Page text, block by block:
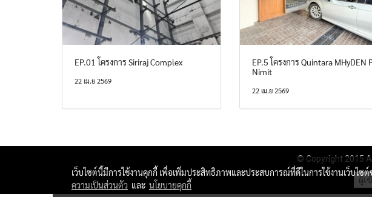
EP.01 โครงการ Siriraj Complex
22 เม.ย 2569
EP.5 โครงการ Quintara MHyDEN
Nimit
22 เม.ย 2569
© Copyright 2015
ผู้เ
เว็บไซต์นี้มีการใช้งานคุกกี้ เพื่อเพิ่มประสิทธิภาพและประสบการณ์ที่ดีในการใช้งานเว็บไซ
ความเป็นส่วนตัว และ นโยบายคุกกี้